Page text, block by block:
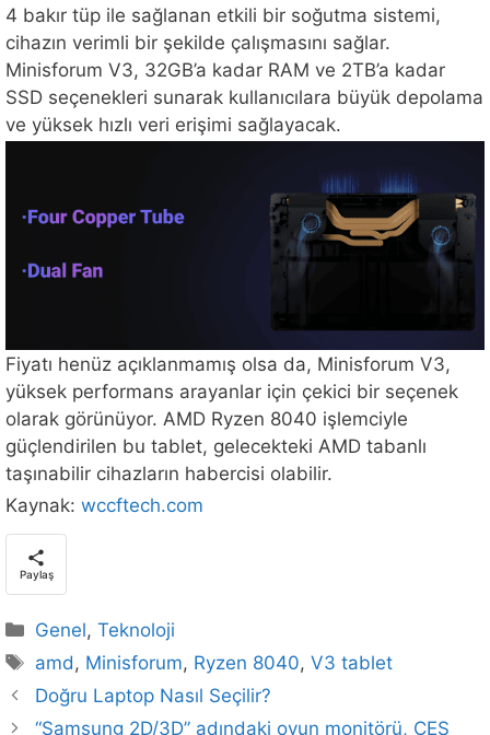
4 bakır tüp ile sağlanan etkili bir soğutma sistemi,
cihazın verimli bir şekilde çalışmasını sağlar.
Minisforum V3, 32GB’a kadar RAM ve 2TB’a kadar
SSD seçenekleri sunarak kullanıcılara büyük depolama
ve yüksek hızlı veri erişimi sağlayacak.
Fiyatı henüz açıklanmamış olsa da, Minisforum V3,
yüksek performans arayanlar için çekici bir seçenek
olarak görünüyor. AMD Ryzen 8040 işlemciyle
güçlendirilen bu tablet, gelecekteki AMD tabanlı
taşınabilir cihazların habercisi olabilir.
Kaynak: wccftech.com
Paylaş
Kategoriler
Genel,Teknoloji
Etiketler
amd, Minisforum, Ryzen 8040,V3 tablet
Doğru Laptop Nasıl Seçilir?
“Samsung 2D/3D” adındaki oyun monitörü, CES